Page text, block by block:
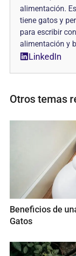
alimentación.
tiene gatos y
para escribir
alimentación y
LinkedIn
Otros temas
Beneficios de
Gatos